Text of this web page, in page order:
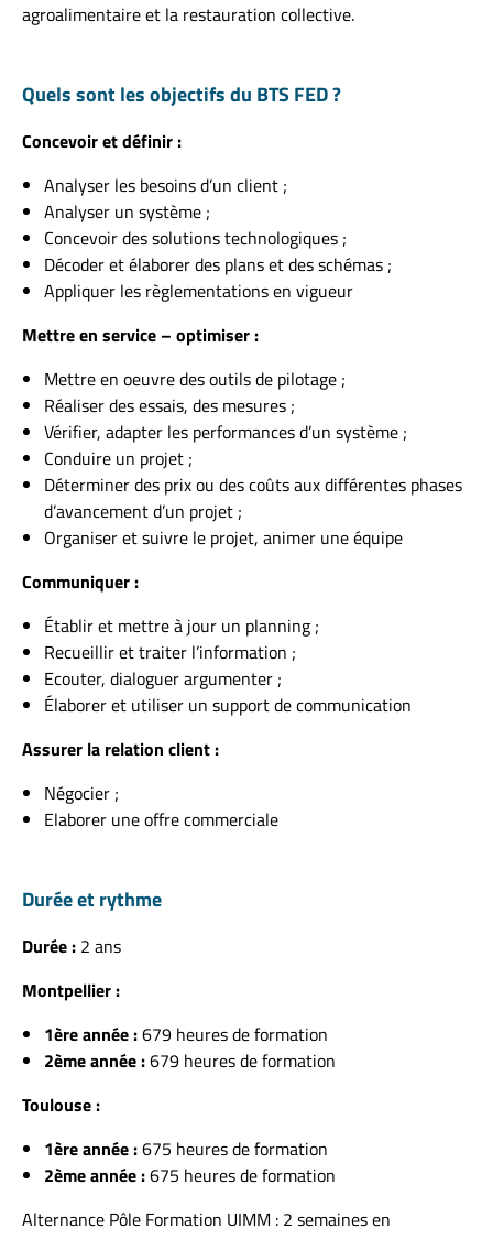
agroalimentaire et la restauration collective.
Quels sont les objectifs du BTS FED ?
Concevoir et définir :
Analyser les besoins d’un client ;
Analyser un système ;
Concevoir des solutions technologiques ;
Décoder et élaborer des plans et des schémas ;
Appliquer les règlementations en vigueur
Mettre en service – optimiser :
Mettre en oeuvre des outils de pilotage ;
Réaliser des essais, des mesures ;
Vérifier, adapter les performances d’un système ;
Conduire un projet ;
Déterminer des prix ou des coûts aux différentes phases
d’avancement d’un projet ;
Organiser et suivre le projet, animer une équipe
Communiquer :
Établir et mettre à jour un planning ;
Recueillir et traiter l’information ;
Ecouter, dialoguer argumenter ;
Élaborer et utiliser un support de communication
Assurer la relation client :
Négocier ;
Elaborer une offre commerciale
Durée et rythme
Durée : 2 ans
Montpellier :
1ère année :679 heures de formation
2ème année :679 heures de formation
Toulouse :
1ère année :675 heures de formation
2ème année :675 heures de formation
Alternance Pôle Formation UIMM : 2 semaines en